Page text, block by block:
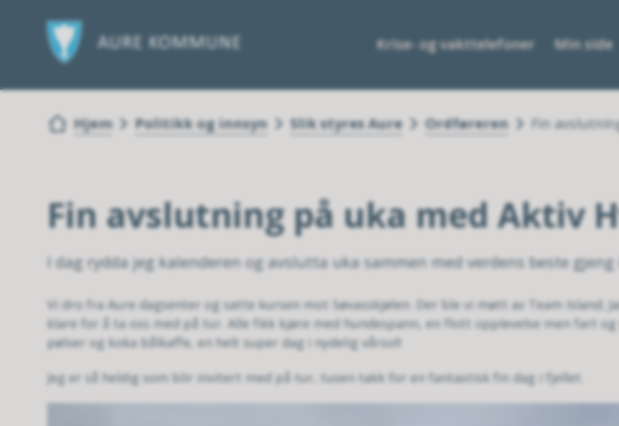
Krise- og vakttelefoner Min side
Du er her:
Hjem Politikk og innsyn Slik styres Aure Ordføreren Fin
Fin avslutning på uka med Aktiv
I dag rydda jeg kalenderen og avslutta uka sammen med verdens beste gjeng
Vi dro fra Aure dagsenter og satte kursen mot Søvasskjølen. Der ble vi møtt av Team Island;
klare for å ta oss med på tur. Alle fikk kjøre med hundespann, en flott opplevelse men fart
pølser og koka bålkaffe, en helt super dag i nydelig vårsol!
Jeg er så heldig som blir invitert med på tur, tusen takk for en fantastisk fin dag i fjellet.